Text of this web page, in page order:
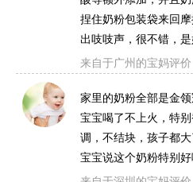
捏住奶粉包装袋来回
出吱吱声，很不错，是
来自于广州的宝妈评价
家里的奶粉全部是金
宝宝喝了不上火，特
调，不结块，孩子都
宝宝说这个奶粉特别好